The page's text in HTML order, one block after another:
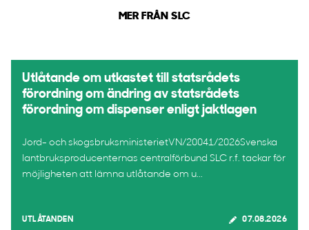
MER FRÅN SLC
Utlåtande om utkastet till statsrådets
förordning om ändring av statsrådets
förordning om dispenser enligt jaktlagen
Jord- och skogsbruksministerietVN/20041/2026Svenska
lantbruksproducenternas centralförbund SLC r.f. tackar för
möjligheten att lämna utlåtande om u...
UTLÅTANDEN 07.08.2026